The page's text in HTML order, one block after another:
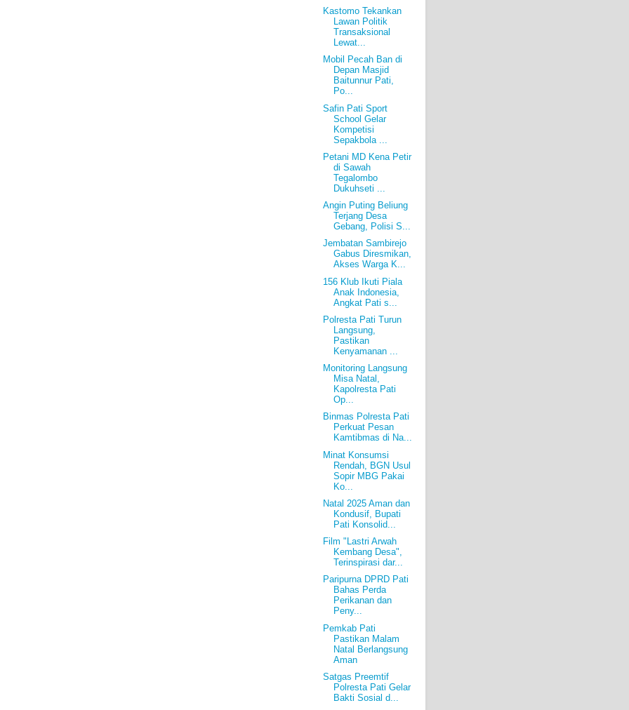
Kastomo Tekankan
Lawan Politik
Transaksional
Lewat...
Mobil Pecah Ban di
Depan Masjid
Baitunnur Pati,
Po...
Safin Pati Sport
School Gelar
Kompetisi
Sepakbola ...
Petani MD Kena Petir
di Sawah
Tegalombo
Dukuhseti ...
Angin Puting Beliung
Terjang Desa
Gebang, Polisi S...
Jembatan Sambirejo
Gabus Diresmikan,
Akses Warga K...
156 Klub Ikuti Piala
Anak Indonesia,
Angkat Pati s...
Polresta Pati Turun
Langsung,
Pastikan
Kenyamanan ...
Monitoring Langsung
Misa Natal,
Kapolresta Pati
Op...
Binmas Polresta Pati
Perkuat Pesan
Kamtibmas di Na...
Minat Konsumsi
Rendah, BGN Usul
Sopir MBG Pakai
Ko...
Natal 2025 Aman dan
Kondusif, Bupati
Pati Konsolid...
Film "Lastri Arwah
Kembang Desa",
Terinspirasi dar...
Paripurna DPRD Pati
Bahas Perda
Perikanan dan
Peny...
Pemkab Pati
Pastikan Malam
Natal Berlangsung
Aman
Satgas Preemtif
Polresta Pati Gelar
Bakti Sosial d...